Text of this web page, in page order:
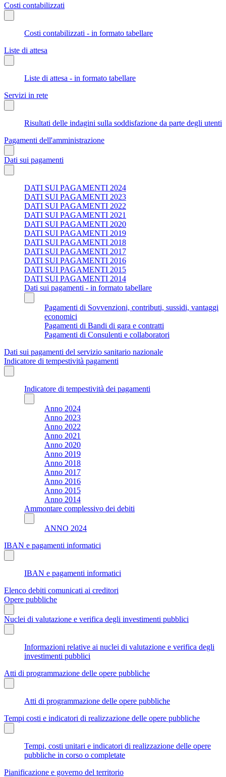
Costi contabilizzati
Costi contabilizzati - in formato tabellare
Liste di attesa
Liste di attesa - in formato tabellare
Servizi in rete
Risultati delle indagini sulla soddisfazione da parte degli utenti
Pagamenti dell'amministrazione
Dati sui pagamenti
DATI SUI PAGAMENTI 2024
DATI SUI PAGAMENTI 2023
DATI SUI PAGAMENTI 2022
DATI SUI PAGAMENTI 2021
DATI SUI PAGAMENTI 2020
DATI SUI PAGAMENTI 2019
DATI SUI PAGAMENTI 2018
DATI SUI PAGAMENTI 2017
DATI SUI PAGAMENTI 2016
DATI SUI PAGAMENTI 2015
DATI SUI PAGAMENTI 2014
Dati sui pagamenti - in formato tabellare
Pagamenti di Sovvenzioni, contributi, sussidi, vantaggi
economici
Pagamenti di Bandi di gara e contratti
Pagamenti di Consulenti e collaboratori
Dati sui pagamenti del servizio sanitario nazionale
Indicatore di tempestività pagamenti
Indicatore di tempestività dei pagamenti
Anno 2024
Anno 2023
Anno 2022
Anno 2021
Anno 2020
Anno 2019
Anno 2018
Anno 2017
Anno 2016
Anno 2015
Anno 2014
Ammontare complessivo dei debiti
ANNO 2024
IBAN e pagamenti informatici
IBAN e pagamenti informatici
Elenco debiti comunicati ai creditori
Opere pubbliche
Nuclei di valutazione e verifica degli investimenti pubblici
Informazioni relative ai nuclei di valutazione e verifica degli
investimenti pubblici
Atti di programmazione delle opere pubbliche
Atti di programmazione delle opere pubbliche
Tempi costi e indicatori di realizzazione delle opere pubbliche
Tempi, costi unitari e indicatori di realizzazione delle opere
pubbliche in corso o completate
Pianificazione e governo del territorio